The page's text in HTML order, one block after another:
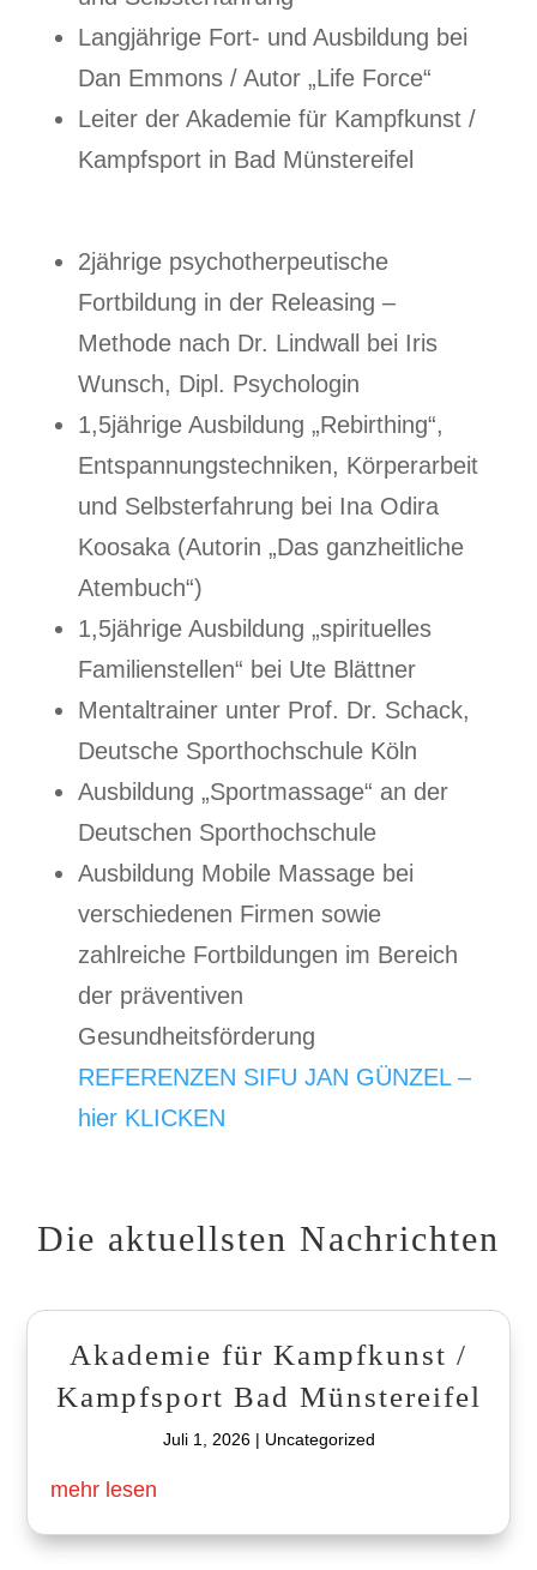
Langjährige Fort- und Ausbildung bei
Dan Emmons / Autor „Life Force“
Leiter der Akademie für Kampfkunst /
Kampfsport in Bad Münstereifel
2jährige psychotherpeutische
Fortbildung in der Releasing –
Methode nach Dr. Lindwall bei Iris
Wunsch, Dipl. Psychologin
1,5jährige Ausbildung „Rebirthing“,
Entspannungstechniken, Körperarbeit
und Selbsterfahrung bei Ina Odira
Koosaka (Autorin „Das ganzheitliche
Atembuch“)
1,5jährige Ausbildung „spirituelles
Familienstellen“ bei Ute Blättner
Mentaltrainer unter Prof. Dr. Schack,
Deutsche Sporthochschule Köln
Ausbildung „Sportmassage“ an der
Deutschen Sporthochschule
Ausbildung Mobile Massage bei
verschiedenen Firmen sowie
zahlreiche Fortbildungen im Bereich
der präventiven
Gesundheitsförderung
REFERENZEN SIFU JAN GÜNZEL –
hier KLICKEN
Die aktuellsten Nachrichten
Akademie für Kampfkunst /
Kampfsport Bad Münstereifel
Juli 1, 2026| Uncategorized
mehr lesen